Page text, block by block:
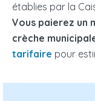
établies par la
Vous paierez un
crèche
tarifaire pour